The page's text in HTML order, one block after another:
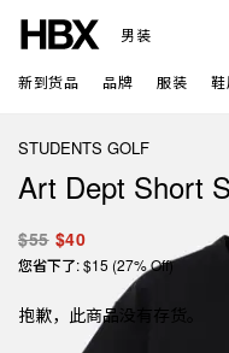
男装
新到货品 品牌 服装
STUDENTS GOLF
Art Dept Short
$55 $40
您省下了: $15 (27% Off)
抱歉，此商品没有存货。